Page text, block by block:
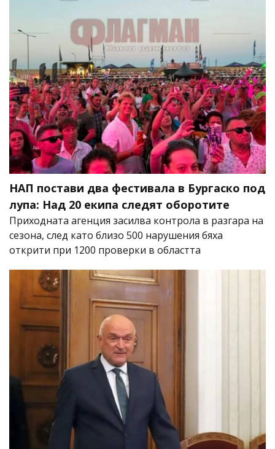
НАП постави два фестивала в Бургаско под
лупа: Над 20 екипа следят оборотите
Приходната агенция засилва контрола в разгара на
сезона, след като близо 500 нарушения бяха
открити при 1200 проверки в областта